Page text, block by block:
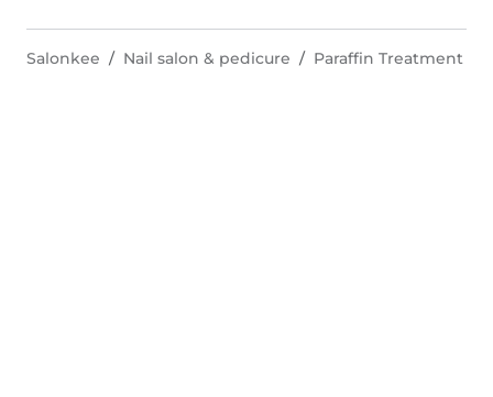
Salonkee Nail salon & pedicure Paraffin Treatment